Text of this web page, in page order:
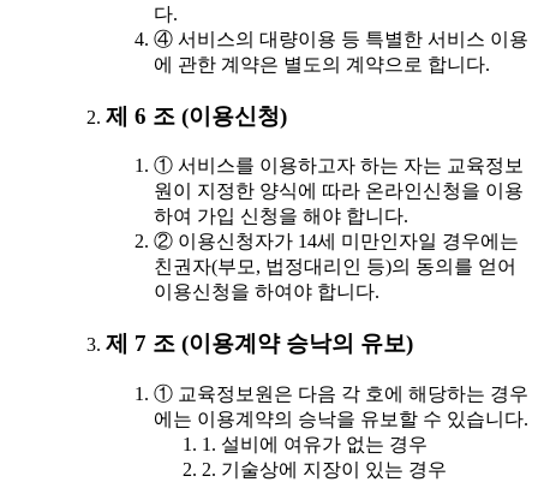
다.
④ 서비스의 대량이용 등 특별한 서비스 이용
에 관한 계약은 별도의 계약으로 합니다.
제 6 조 (이용신청)
① 서비스를 이용하고자 하는 자는 교육정보
원이 지정한 양식에 따라 온라인신청을 이용
하여 가입 신청을 해야 합니다.
② 이용신청자가 14세 미만인자일 경우에는
친권자(부모, 법정대리인 등)의 동의를 얻어
이용신청을 하여야 합니다.
제 7 조 (이용계약 승낙의 유보)
① 교육정보원은 다음 각 호에 해당하는 경우
에는 이용계약의 승낙을 유보할 수 있습니다.
1. 설비에 여유가 없는 경우
2. 기술상에 지장이 있는 경우